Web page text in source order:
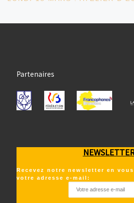
Partenaires
Recevez notre newsletter en
votre adresse e-mail: